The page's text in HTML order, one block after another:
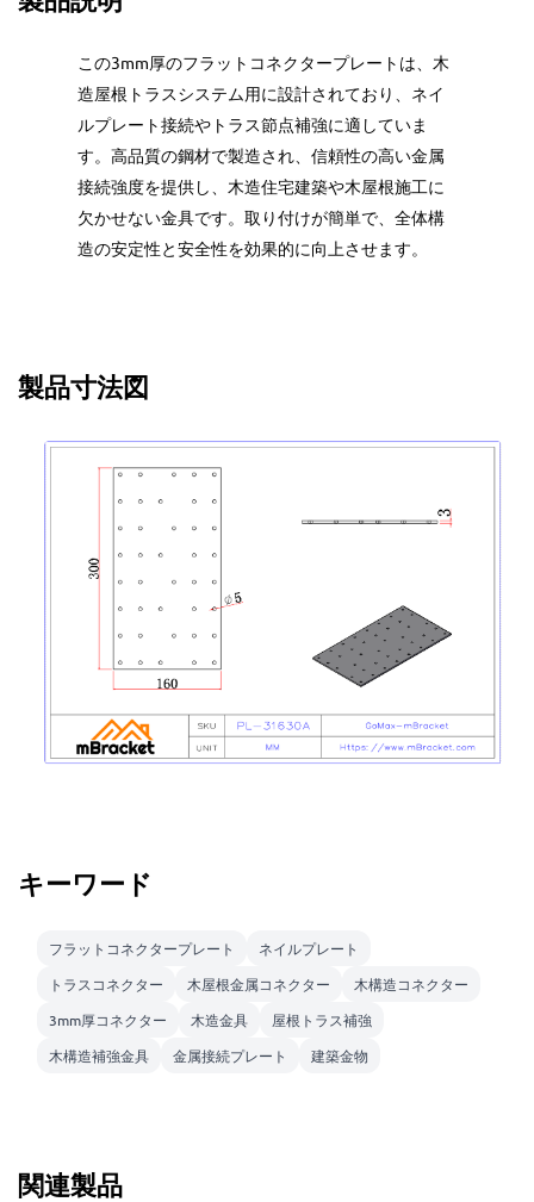
この3mm厚のフラットコネクタープレートは、木
造屋根トラスシステム用に設計されており、ネイ
ルプレート接続やトラス節点補強に適していま
す。高品質の鋼材で製造され、信頼性の高い金属
接続強度を提供し、木造住宅建築や木屋根施工に
欠かせない金具です。取り付けが簡単で、全体構
造の安定性と安全性を効果的に向上させます。
製品寸法図
キーワード
フラットコネクタープレート
ネイルプレート
トラスコネクター
木屋根金属コネクター
木構造コネクター
3mm厚コネクター
木造金具
屋根トラス補強
木構造補強金具
金属接続プレート 建築金物
関連製品